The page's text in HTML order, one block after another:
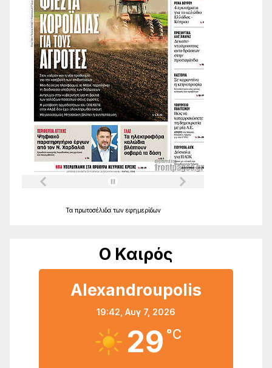
Τα πρωτοσέλιδα των εφημερίδων
Ο Καιρός
Alexandroupolis
19:42, Αυγ 7, 2026
29 °C